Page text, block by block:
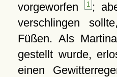
vorgeworfen
1 ;
verschlingen
Füßen. Als
gestellt wurde,
einen